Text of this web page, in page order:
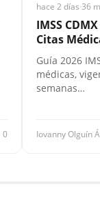
0
hace 2 días·36
IMSS
Citas
Guía 2026
médicas,
semanas…
Iovanny Olguín